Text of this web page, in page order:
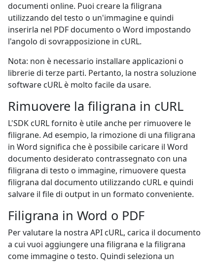
documenti online. Puoi creare la filigrana
utilizzando del testo o un'immagine e quindi
inserirla nel PDF documento o Word impostando
l'angolo di sovrapposizione in cURL.
Nota: non è necessario installare applicazioni o
librerie di terze parti. Pertanto, la nostra soluzione
software cURL è molto facile da usare.
Rimuovere la filigrana in cURL
L'SDK cURL fornito è utile anche per rimuovere le
filigrane. Ad esempio, la rimozione di una filigrana
in Word significa che è possibile caricare il Word
documento desiderato contrassegnato con una
filigrana di testo o immagine, rimuovere questa
filigrana dal documento utilizzando cURL e quindi
salvare il file di output in un formato conveniente.
Filigrana in Word o PDF
Per valutare la nostra API cURL, carica il documento
a cui vuoi aggiungere una filigrana e la filigrana
come immagine o testo. Quindi seleziona un